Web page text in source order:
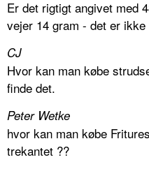
Er det rigtigt angivet med
vejer 14 gram - det er ikke
CJ
Hvor kan man købe
finde det.
Peter Wetke
hvor kan man købe
trekantet ??